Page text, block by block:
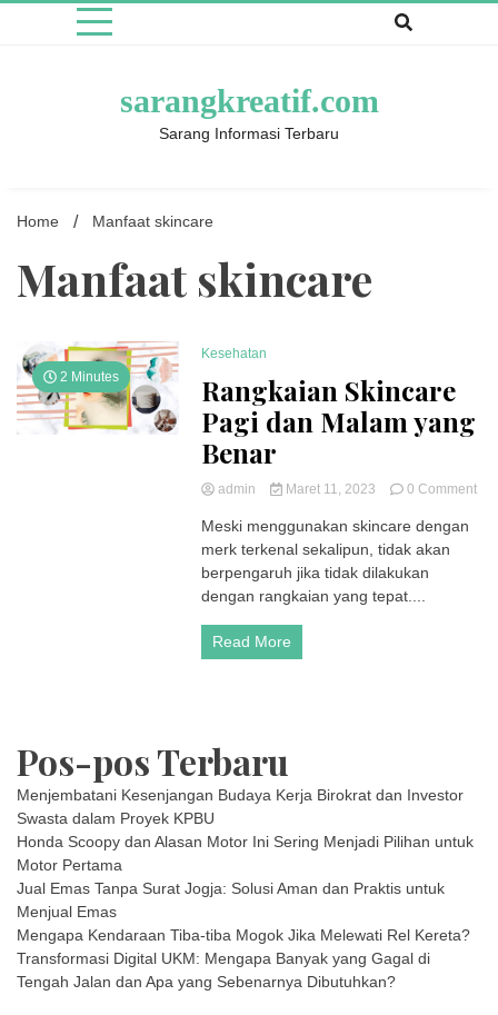
sarangkreatif.com
Sarang Informasi Terbaru
Home Manfaat skincare
Manfaat skincare
2 Minutes
Kesehatan
Rangkaian Skincare
Pagi dan Malam yang
Benar
admin Maret 11, 2023 0 Commenton
Meski menggunakan skincare dengan
merk terkenal sekalipun, tidak akan
berpengaruh jika tidak dilakukan
dengan rangkaian yang tepat....
Read More
Pos-pos Terbaru
Menjembatani Kesenjangan Budaya Kerja Birokrat dan Investor
Swasta dalam Proyek KPBU
Honda Scoopy dan Alasan Motor Ini Sering Menjadi Pilihan untuk
Motor Pertama
Jual Emas Tanpa Surat Jogja: Solusi Aman dan Praktis untuk
Menjual Emas
Mengapa Kendaraan Tiba-tiba Mogok Jika Melewati Rel Kereta?
Transformasi Digital UKM: Mengapa Banyak yang Gagal di
Tengah Jalan dan Apa yang Sebenarnya Dibutuhkan?